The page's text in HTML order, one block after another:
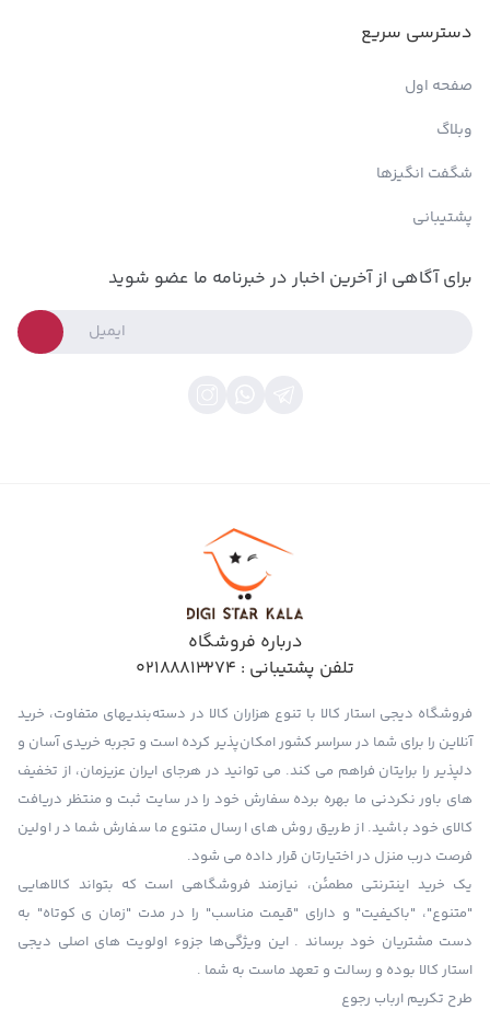
دسترسی سریع
صفحه اول
وبلاگ
شگفت انگیزها
پشتیبانی
برای آگاهی از آخرین اخبار در خبرنامه ما عضو شوید
درباره فروشگاه
تلفن پشتیبانی : 02188813274
فروشگاه دیجی استار کالا با تنوع هزاران کالا در دسته‌بندیهای متفاوت، خرید
آنلاین را برای شما در سراسر کشور امکان‌پذیر کرده است و تجربه خریدی آسان و
دلپذیر را برایتان فراهم می کند. می توانید در هرجای ایران عزیزمان، از تخفیف
های باور نکردنی ما بهره برده سفارش خود را در سایت ثبت و منتظر دریافت
کالای خود باشید. از طریق روش های ارسال متنوع ما سفارش شما در اولین
فرصت درب منزل در اختیارتان قرار داده می شود.
یک خرید اینترنتی مطمئن، نیازمند فروشگاهی است که بتواند کالاهایی
"متنوع"، "باکیفیت" و دارای "قیمت مناسب" را در مدت "زمان ی کوتاه" به
دست مشتریان خود برساند . این ویژگی‌ها جزوء اولویت های اصلی دیجی
استار کالا بوده و رسالت و تعهد ماست به شما .
طرح تکریم ارباب رجوع